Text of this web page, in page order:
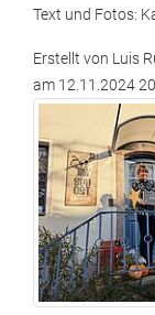
Text und Fotos:
Erstellt von Luis
am 12.11.2024